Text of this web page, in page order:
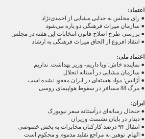
اعتماد:
● رای مجلس به جدایی مشایی از احمدی‌نژاد
● سازمان میراث فرهنگی دو پاره می‌شود
● بررسی طرح اصلاح قانون انتخابات این هفته در مجلس
● انتقاد افروغ از الحاق میراث فرهنگی به ارشاد
اعتماد ملی:
● نماینده خاش: وبا داریم- وزیر بهداشت: نداریم
● سازمان مشایی در آستانه انحلا‌ل
● آژانس: مواد هسته‌ای در ایران مفقود نشده است
● مرگ 88 مسافر در سقوط هواپیمای روسی
ایران:
● جنجال رسانه‌ای درآستانه سفر نیویورک
● دیدار در پایان نشست وزیران
● انتقال ۹۴ درصد کارکنان مخابرات به بخش خصوصی
● الهام: توهین به مراجع تقلید مذموم و محکوم است